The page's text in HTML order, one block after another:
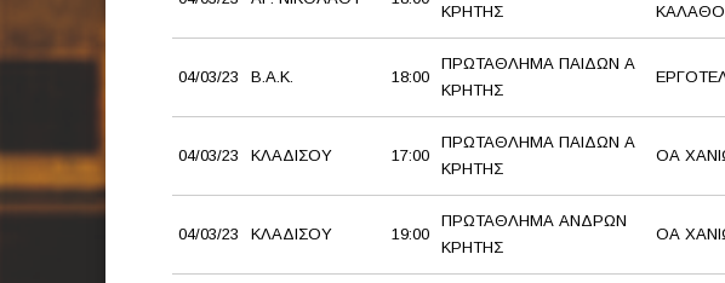
ΚΡΗΤΗΣ
04/03/23 Β.Α.Κ. 18:00
ΠΡΩΤΑΘΛΗΜΑ ΠΑΙΔΩΝ Α
ΚΡΗΤΗΣ
04/03/23 ΚΛΑΔΙΣΟΥ 17:00
ΠΡΩΤΑΘΛΗΜΑ ΠΑΙΔΩΝ Α
ΚΡΗΤΗΣ
ΟΑ
04/03/23 ΚΛΑΔΙΣΟΥ 19:00
ΠΡΩΤΑΘΛΗΜΑ ΑΝΔΡΩΝ
ΚΡΗΤΗΣ
ΟΑ